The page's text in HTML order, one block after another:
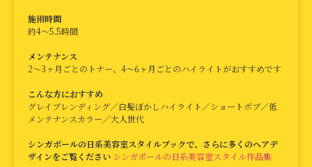
施術時間
約4〜5.5時間
メンテナンス
2〜3ヶ月ごとのトナー、4〜6ヶ月ごとのハイライトがおすすめです
こんな方におすすめ
グレイブレンディング／白髪ぼかしハイライト／ショートボブ／低
メンテナンスカラー／大人世代
シンガポールの日系美容室スタイルブックで、さらに多くのヘアデ
ザインをご覧ください シンガポールの日系美容室スタイル作品集